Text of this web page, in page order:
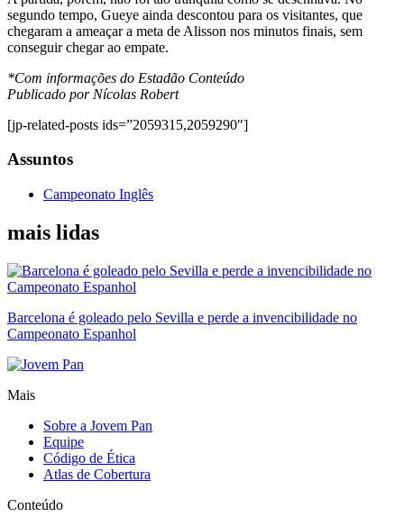
segundo tempo, Gueye ainda descontou para os visitantes, que
chegaram a ameaçar a meta de Alisson nos minutos finais, sem
conseguir chegar ao empate.
*Com informações do Estadão Conteúdo
Publicado por Nícolas Robert
[jp-related-posts ids=”2059315,2059290″]
Assuntos
Campeonato Inglês
mais lidas
Barcelona é goleado pelo Sevilla e perde a invencibilidade no
Campeonato Espanhol
Mais
Sobre a Jovem Pan
Equipe
Código de Ética
Atlas de Cobertura
Conteúdo